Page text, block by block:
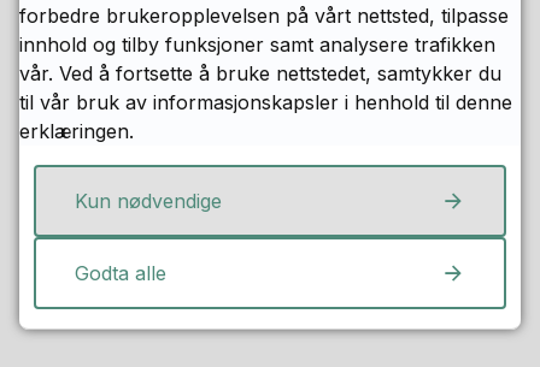
Fant du det du lette etter?
Ja
forbedre brukeropplevelsen på vårt nettsted, tilpasse
innhold og tilby funksjoner samt analysere trafikken
vår. Ved å fortsette å bruke nettstedet, samtykker du
til vår bruk av informasjonskapsler i henhold til denne
erklæringen.
Kun nødvendige
Godta alle